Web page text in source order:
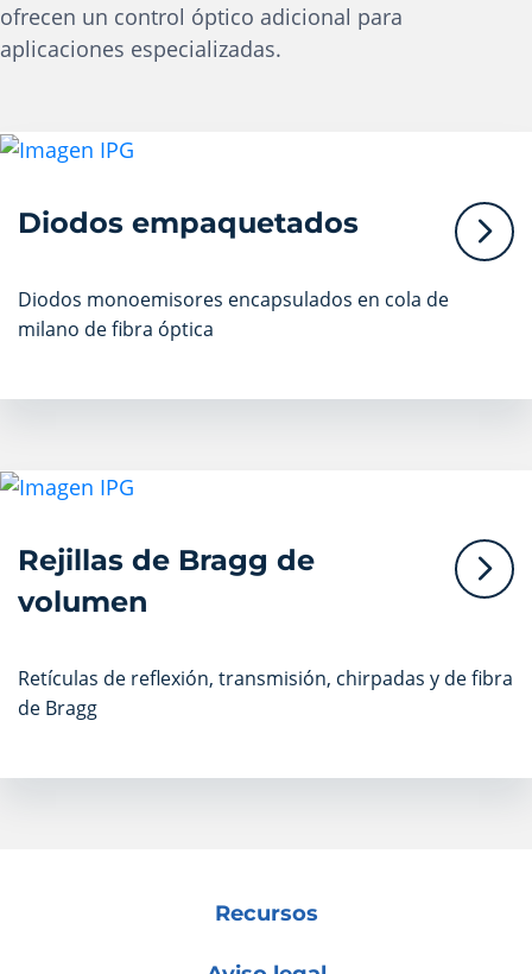
ofrecen un control óptico adicional para
aplicaciones especializadas.
Diodos empaquetados
Diodos monoemisores encapsulados en cola de
milano de fibra óptica
Rejillas de Bragg de
volumen
Retículas de reflexión, transmisión, chirpadas y de fibra
de Bragg
Recursos